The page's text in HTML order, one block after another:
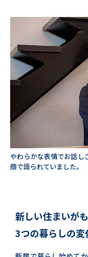
やわらかな表情でお話し
顔で語られていました。
新しい住まいが
3つの暮らしの変